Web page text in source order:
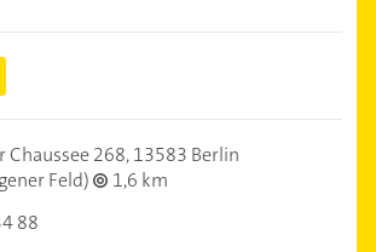
Chaussee 268,13583 Berlin
Feld)
1,6 km
88